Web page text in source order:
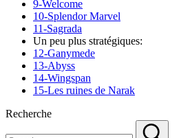
9-Welcome
10-Splendor Marvel
11-Sagrada
Un peu plus stratégiques:
12-Ganymede
13-Abyss
14-Wingspan
15-Les ruines de Narak
Recherche